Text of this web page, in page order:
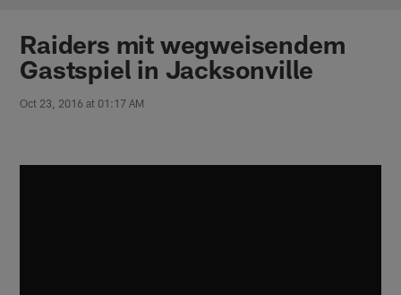
Raiders mit wegweisendem
Gastspiel in Jacksonville
Oct 23, 2016 at 01:17 AM